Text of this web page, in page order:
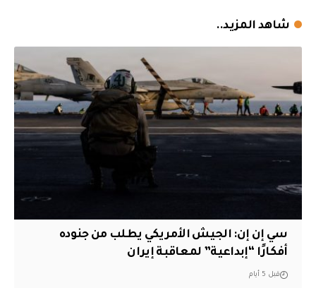
شاهد المزيد..
سي إن إن: الجيش الأمريكي يطلب من جنوده
أفكارًا “إبداعية” لمعاقبة إيران
قبل 5 أيام